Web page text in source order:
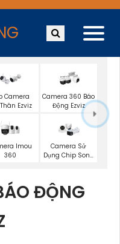
Camera
Ezviz
Camera 360 Báo
Động Ezviz
Imou
360
Camera Sử
Dụng Chip Sony
ĐỘNG